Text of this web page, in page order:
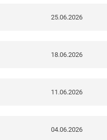
25.06.2026
18.06.2026
11.06.2026
04.06.2026